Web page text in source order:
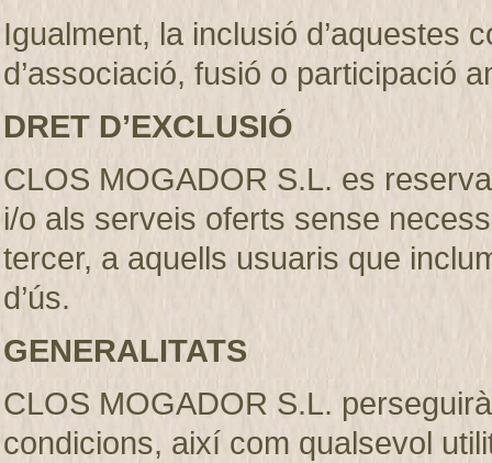
Igualment, la inclusió d’aquestes
d’associació, fusió o participació
DRET D’EXCLUSIÓ
CLOS MOGADOR S.L. es
i/o als serveis oferts sense
tercer, a aquells usuaris que
d’ús.
GENERALITATS
CLOS MOGADOR S.L.
condicions, així com qualsevol